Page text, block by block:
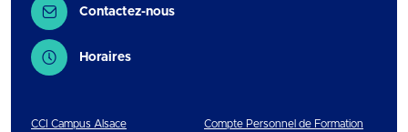
Contactez-nous
Horaires
CCI Campus Alsace Compte Personnel de Formation